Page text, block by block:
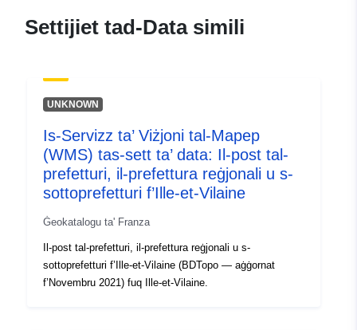
cf8374c3d2a2
Tip:
Riżorsa:
http://inspire.ec.europa.eu/
codelist/SpatialDataServiceType/
Settijiet tad-Data simili
UNKNOWN
Is-Servizz ta’ Viżjoni tal-Mapep
(WMS) tas-sett ta’ data: Il-post tal-
prefetturi, il-prefettura reġjonali u s-
sottoprefetturi f’Ille-et-Vilaine
Ġeokatalogu ta' Franza
Il-post tal-prefetturi, il-prefettura reġjonali u s-
sottoprefetturi f’Ille-et-Vilaine (BDTopo — aġġornat
f’Novembru 2021) fuq Ille-et-Vilaine.